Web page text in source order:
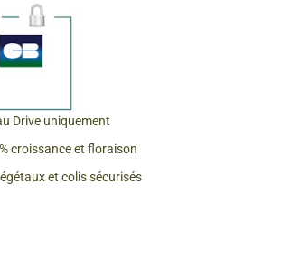
& Graines Spéciales Fraîcheur
de fleurs de A à Z
du Potager
Drive uniquement
croissance et floraison
et colis sécurisés